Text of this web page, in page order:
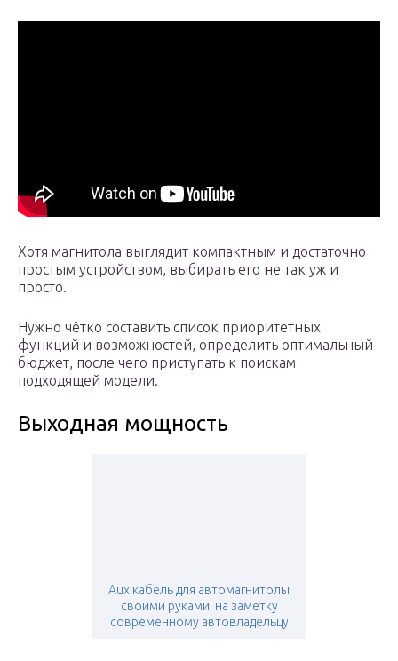
Хотя магнитола выглядит компактным и достаточно
простым устройством, выбирать его не так уж и
просто.
Нужно чётко составить список приоритетных
функций и возможностей, определить оптимальный
бюджет, после чего приступать к поискам
подходящей модели.
Выходная мощность
Aux кабель для автомагнитолы
своими руками: на заметку
современному автовладельцу